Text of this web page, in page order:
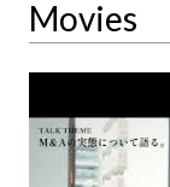
Movies